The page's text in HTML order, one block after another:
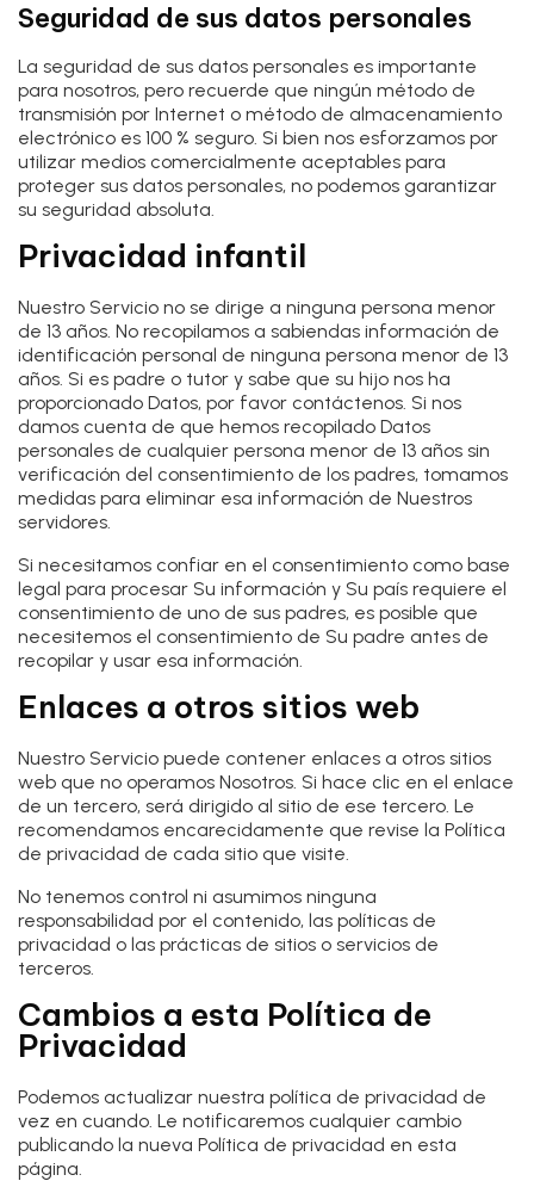
Seguridad de sus datos personales
La seguridad de sus datos personales es importante
para nosotros, pero recuerde que ningún método de
transmisión por Internet o método de almacenamiento
electrónico es 100 % seguro. Si bien nos esforzamos por
utilizar medios comercialmente aceptables para
proteger sus datos personales, no podemos garantizar
su seguridad absoluta.
Privacidad infantil
Nuestro Servicio no se dirige a ninguna persona menor
de 13 años. No recopilamos a sabiendas información de
identificación personal de ninguna persona menor de 13
años. Si es padre o tutor y sabe que su hijo nos ha
proporcionado Datos, por favor contáctenos. Si nos
damos cuenta de que hemos recopilado Datos
personales de cualquier persona menor de 13 años sin
verificación del consentimiento de los padres, tomamos
medidas para eliminar esa información de Nuestros
servidores.
Si necesitamos confiar en el consentimiento como base
legal para procesar Su información y Su país requiere el
consentimiento de uno de sus padres, es posible que
necesitemos el consentimiento de Su padre antes de
recopilar y usar esa información.
Enlaces a otros sitios web
Nuestro Servicio puede contener enlaces a otros sitios
web que no operamos Nosotros. Si hace clic en el enlace
de un tercero, será dirigido al sitio de ese tercero. Le
recomendamos encarecidamente que revise la Política
de privacidad de cada sitio que visite.
No tenemos control ni asumimos ninguna
responsabilidad por el contenido, las políticas de
privacidad o las prácticas de sitios o servicios de
terceros.
Cambios a esta Política de
Privacidad
Podemos actualizar nuestra política de privacidad de
vez en cuando. Le notificaremos cualquier cambio
publicando la nueva Política de privacidad en esta
página.